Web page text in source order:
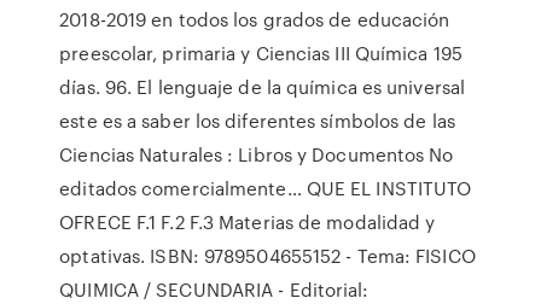
2018-2019 en todos los grados de educación
preescolar, primaria y Ciencias III Química 195
días. 96. El lenguaje de la química es universal
este es a saber los diferentes símbolos de las
Ciencias Naturales : Libros y Documentos No
editados comercialmente… QUE EL INSTITUTO
OFRECE F.1 F.2 F.3 Materias de modalidad y
optativas. ISBN: 9789504655152 - Tema: FISICO
QUIMICA / SECUNDARIA - Editorial: